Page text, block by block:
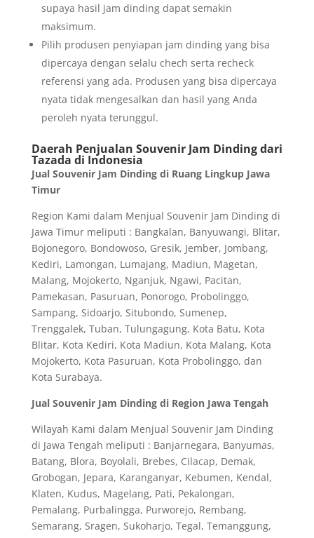
supaya hasil jam dinding dapat semakin
maksimum.
Pilih produsen penyiapan jam dinding yang bisa
dipercaya dengan selalu chech serta recheck
referensi yang ada. Produsen yang bisa dipercaya
nyata tidak mengesalkan dan hasil yang Anda
peroleh nyata terunggul.
Daerah Penjualan Souvenir Jam Dinding dari
Tazada di Indonesia
Jual Souvenir Jam Dinding di Ruang Lingkup Jawa
Timur
Region Kami dalam Menjual Souvenir Jam Dinding di
Jawa Timur meliputi : Bangkalan, Banyuwangi, Blitar,
Bojonegoro, Bondowoso, Gresik, Jember, Jombang,
Kediri, Lamongan, Lumajang, Madiun, Magetan,
Malang, Mojokerto, Nganjuk, Ngawi, Pacitan,
Pamekasan, Pasuruan, Ponorogo, Probolinggo,
Sampang, Sidoarjo, Situbondo, Sumenep,
Trenggalek, Tuban, Tulungagung, Kota Batu, Kota
Blitar, Kota Kediri, Kota Madiun, Kota Malang, Kota
Mojokerto, Kota Pasuruan, Kota Probolinggo, dan
Kota Surabaya.
Jual Souvenir Jam Dinding di Region Jawa Tengah
Wilayah Kami dalam Menjual Souvenir Jam Dinding
di Jawa Tengah meliputi : Banjarnegara, Banyumas,
Batang, Blora, Boyolali, Brebes, Cilacap, Demak,
Grobogan, Jepara, Karanganyar, Kebumen, Kendal,
Klaten, Kudus, Magelang, Pati, Pekalongan,
Pemalang, Purbalingga, Purworejo, Rembang,
Semarang, Sragen, Sukoharjo, Tegal, Temanggung,